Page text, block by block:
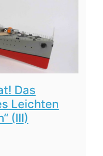
Das
Leichten
(III)